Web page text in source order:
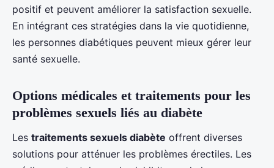
positif et peuvent améliorer la satisfaction sexuelle.
En intégrant ces stratégies dans la vie quotidienne,
les personnes diabétiques peuvent mieux gérer leur
santé sexuelle.
Options médicales et traitements pour les
problèmes sexuels liés au diabète
Les traitements sexuels diabète offrent diverses
solutions pour atténuer les problèmes érectiles. Les